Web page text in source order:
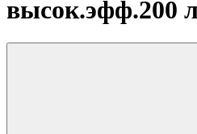
высок.эфф.200